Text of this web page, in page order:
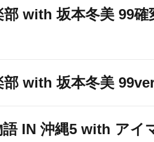
with 坂本冬美 99確
部 with 坂本冬美
語 IN 沖縄5 with アイ